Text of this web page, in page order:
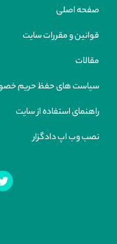
صفحه اصلی
قوانین و مقررات سایت
مقالات
سیاست های حفظ حریم
راهنمای استفاده از سایت
نصب وب اپ دادگزار